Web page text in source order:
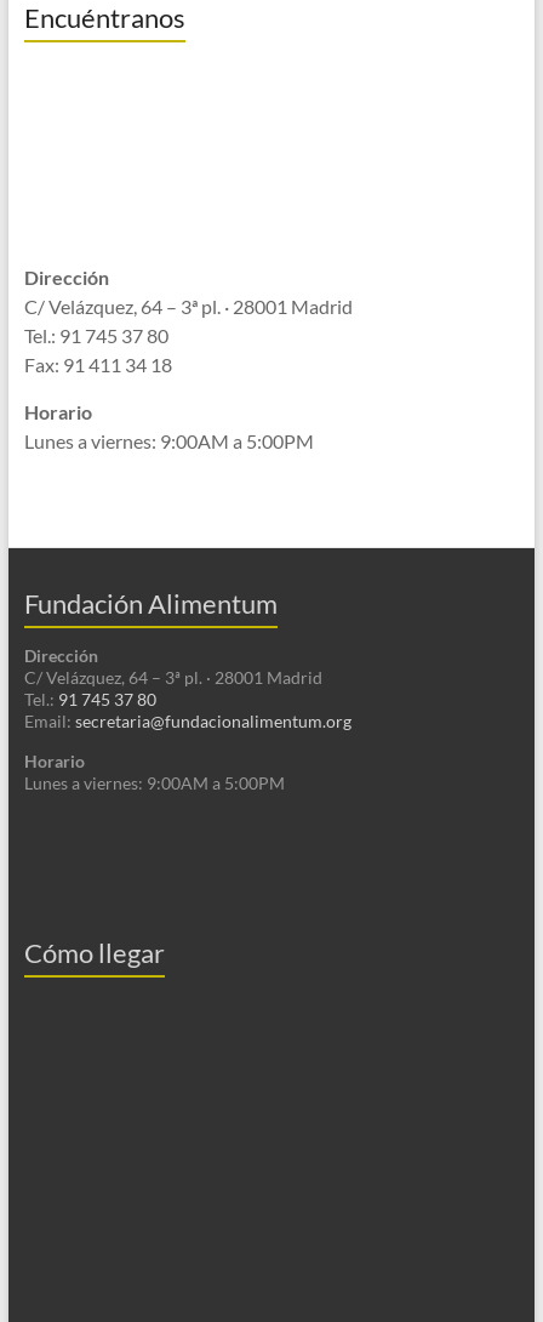
Encuéntranos
Dirección
C/ Velázquez, 64 – 3ª pl. · 28001 Madrid
Tel.: 91 745 37 80
Fax: 91 411 34 18
Horario
Lunes a viernes: 9:00AM a 5:00PM
Fundación Alimentum
Dirección
C/ Velázquez, 64 – 3ª pl. · 28001 Madrid
Tel.: 91 745 37 80
Email: secretaria@fundacionalimentum.org
Horario
Lunes a viernes: 9:00AM a 5:00PM
Cómo llegar